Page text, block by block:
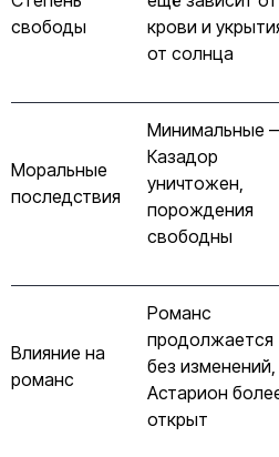
свободы
крови и
от солнца
Моральные
последствия
Минимальные
Казадор
уничтожен,
порождения
свободны
Влияние на
романс
Романс
продолжается
без изменений,
Астарион
открыт